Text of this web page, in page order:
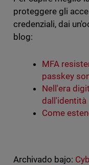
proteggere gli
credenziali, dai
blog:
MFA
passkey
Nell'era
dall'identità
Come
Archivado bajo: